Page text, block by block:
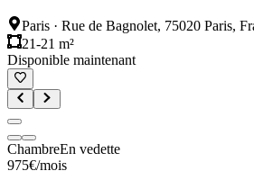
Paris · Rue de Bagnolet, 75020 Paris,
21-21 m²
Disponible maintenant
ChambreEn vedette
975€/mois